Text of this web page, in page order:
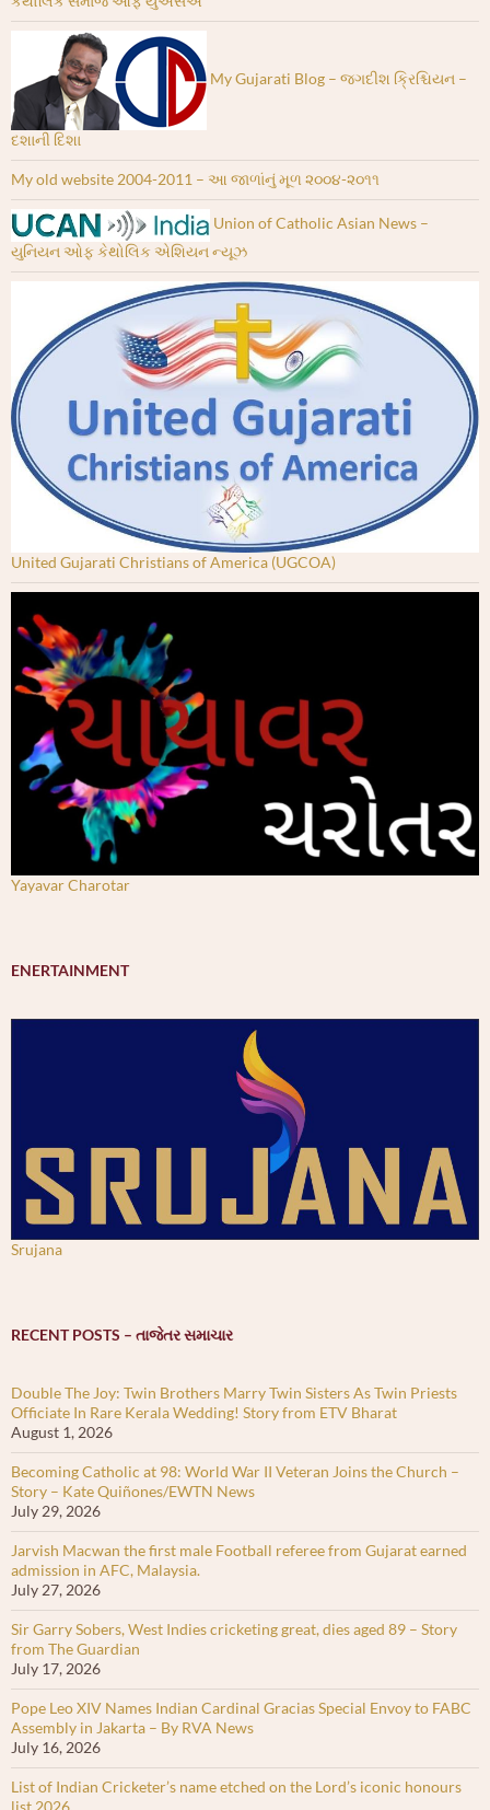
My Gujarati Blog – જગદીશ ક્રિશ્ચિયન –
દશાની દિશા
My old website 2004-2011 – આ જાળાંનું મૂળ ૨૦૦૪-૨૦૧૧
Union of Catholic Asian News –
યુનિયન ઓફ કેથોલિક એશિયન ન્યૂઝ
United Gujarati Christians of America (UGCOA)
Yayavar Charotar
ENERTAINMENT
Srujana
RECENT POSTS – તાજેતર સમાચાર
Double The Joy: Twin Brothers Marry Twin Sisters As Twin Priests
Officiate In Rare Kerala Wedding! Story from ETV Bharat
August 1, 2026
Becoming Catholic at 98: World War II Veteran Joins the Church –
Story – Kate Quiñones/EWTN News
July 29, 2026
Jarvish Macwan the first male Football referee from Gujarat earned
admission in AFC, Malaysia.
July 27, 2026
Sir Garry Sobers, West Indies cricketing great, dies aged 89 – Story
from The Guardian
July 17, 2026
Pope Leo XIV Names Indian Cardinal Gracias Special Envoy to FABC
Assembly in Jakarta – By RVA News
July 16, 2026
List of Indian Cricketer’s name etched on the Lord’s iconic honours
list 2026.